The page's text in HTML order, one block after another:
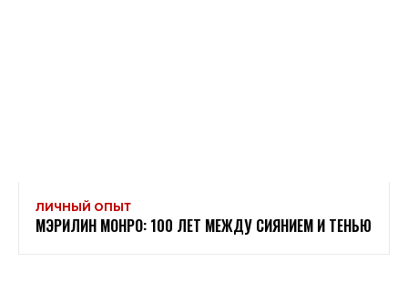
ЛИЧНЫЙ ОПЫТ
МЭРИЛИН МОНРО: 100 ЛЕТ МЕЖДУ СИЯНИЕМ И ТЕНЬЮ